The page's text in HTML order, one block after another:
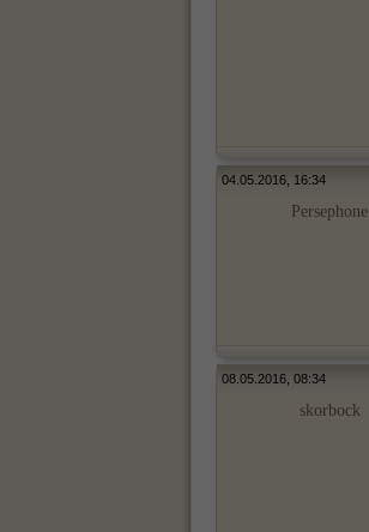
04.05.2016, 16:34
Persephone
08.05.2016, 08:34
skorbock